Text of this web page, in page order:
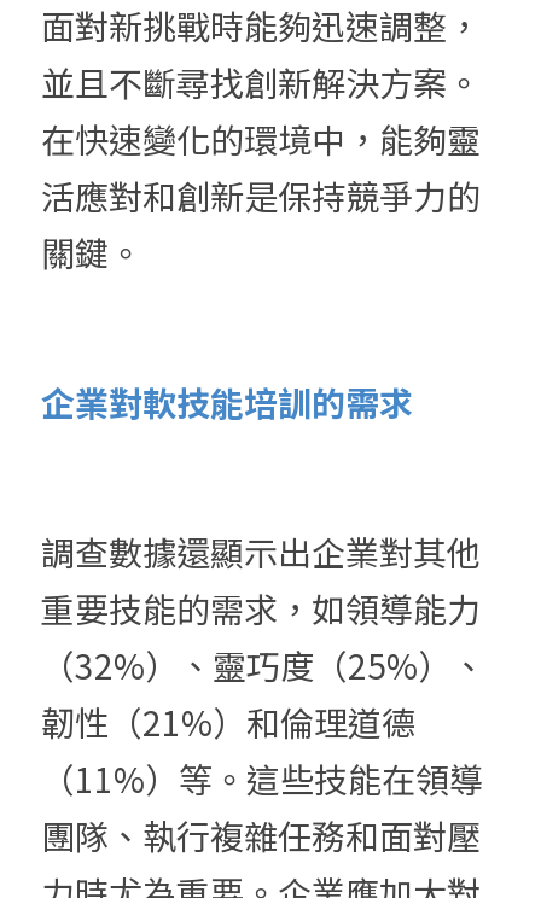
面對新挑戰時能夠迅速調整，
並且不斷尋找創新解決方案。
在快速變化的環境中，能夠靈
活應對和創新是保持競爭力的
關鍵。
企業對軟技能培訓的需求
調查數據還顯示出企業對其他
重要技能的需求，如領導能力
（32%）、靈巧度（25%）、
韌性（21%）和倫理道德
（11%）等。這些技能在領導
團隊、執行複雜任務和面對壓